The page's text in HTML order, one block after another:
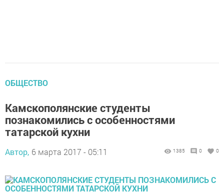
ОБЩЕСТВО
Камскополянские студенты
познакомились с особенностями
татарской кухни
Автор, 6 марта 2017 - 05:11 1385 0 0